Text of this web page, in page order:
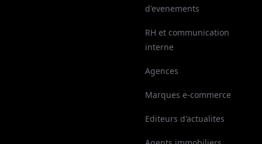
d'evenements
RH et communication
interne
Agences
Marques e-commerce
Editeurs d'actualites